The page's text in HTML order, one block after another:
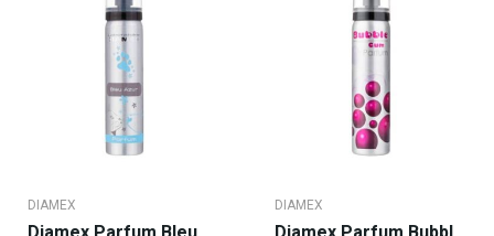
DIAMEX DIAMEX